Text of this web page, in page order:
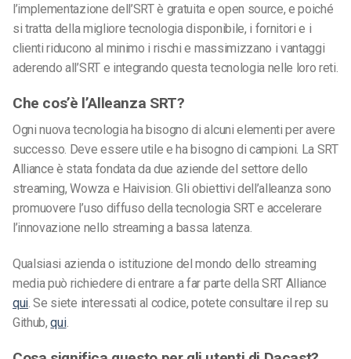
l’implementazione dell’SRT è gratuita e open source, e poiché
si tratta della migliore tecnologia disponibile, i fornitori e i
clienti riducono al minimo i rischi e massimizzano i vantaggi
aderendo all’SRT e integrando questa tecnologia nelle loro reti.
Che cos’è l’Alleanza SRT?
Ogni nuova tecnologia ha bisogno di alcuni elementi per avere
successo. Deve essere utile e ha bisogno di campioni. La SRT
Alliance è stata fondata da due aziende del settore dello
streaming, Wowza e Haivision. Gli obiettivi dell’alleanza sono
promuovere l’uso diffuso della tecnologia SRT e accelerare
l’innovazione nello streaming a bassa latenza.
Qualsiasi azienda o istituzione del mondo dello streaming
media può richiedere di entrare a far parte della SRT Alliance
qui. Se siete interessati al codice, potete consultare il rep su
Github,qui.